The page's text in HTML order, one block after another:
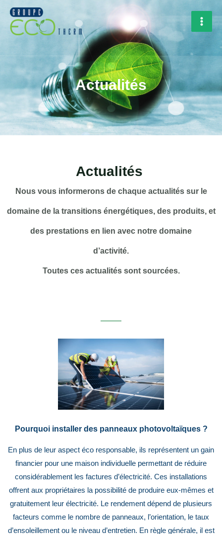
Aller
contenu
Actualités
Actualités
Nous vous informerons de chaque actualités sur le
domaine de la transitions énergétiques, des produits, et
des prestations en lien avec notre domaine
d’activité.
Toutes ces actualités sont sourcées.
Pourquoi installer des panneaux photovoltaïques ?
En plus de leur aspect éco responsable, ils représentent un gain
financier pour une maison individuelle permettant de réduire
considérablement les factures d’électricité. Ces installations
offrent aux propriétaires la possibilité de produire eux-mêmes et
gratuitement leur électricité. Le rendement dépend de plusieurs
facteurs comme le nombre de panneaux, l’orientation, le taux
d’ensoleillement ou le niveau d’entretien. En règle générale, il est
Rechercher